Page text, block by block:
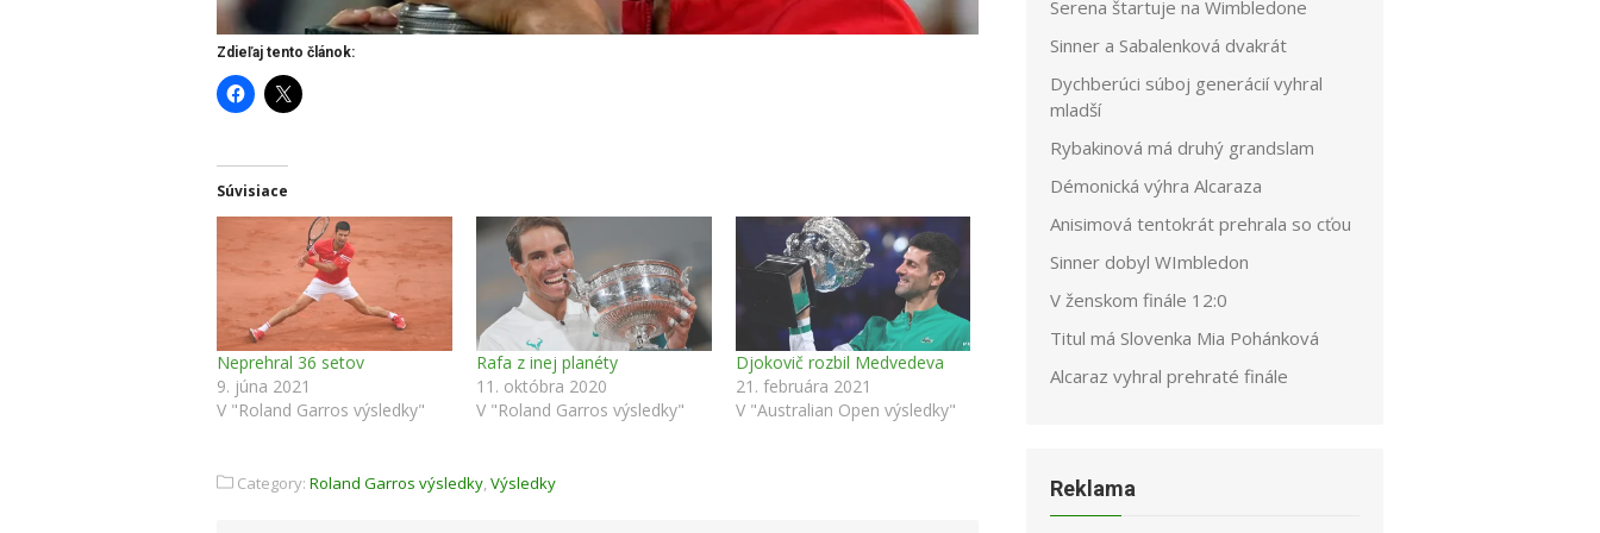
Zdieľaj tento článok:
Súvisiace
Neprehral 36 setov
9. júna 2021
V "Roland Garros výsledky"
Rafa z inej planéty
11. októbra 2020
V "Roland Garros výsledky"
Djokovič rozbil Medvedeva
21. februára 2021
V "Australian Open výsledky"
Category: Roland Garros výsledky Výsledky
Serena štartuje na Wimbledone
Sinner a Sabalenková dvakrát
Dychberúci súboj generácií vyhral
mladší
Rybakinová má druhý grandslam
Démonická výhra Alcaraza
Anisimová tentokrát prehrala so cťou
Sinner dobyl WImbledon
V ženskom finále 12:0
Titul má Slovenka Mia Pohánková
Alcaraz vyhral prehraté finále
Reklama